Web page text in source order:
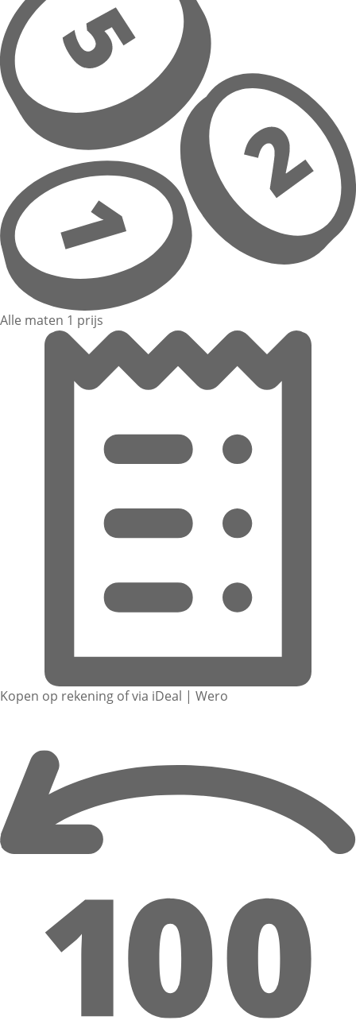
Alle maten 1 prijs
Kopen op rekening of via iDeal | Wero